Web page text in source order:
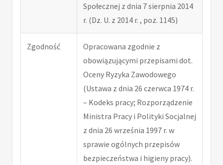
Społecznej z dnia 7 sierpnia 2014
r. (Dz. U. z 2014 r. , poz. 1145)
Zgodność
Opracowana zgodnie z
obowiązującymi przepisami dot.
Oceny Ryzyka Zawodowego
(Ustawa z dnia 26 czerwca 1974 r.
– Kodeks pracy; Rozporządzenie
Ministra Pracy i Polityki Socjalnej
z dnia 26 września 1997 r. w
sprawie ogólnych przepisów
bezpieczeństwa i higieny pracy).